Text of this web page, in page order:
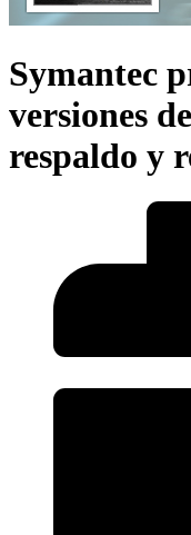
Symantec
versiones
respaldo y